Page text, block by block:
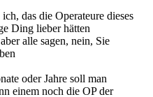
das die Operateure dieses
Ding lieber hätten
alle sagen, nein, Sie
oder Jahre soll man
einem noch die OP der